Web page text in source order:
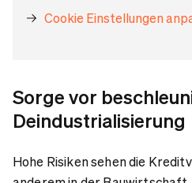
Cookie Einstellungen
Sorge vor
Deindustrialisierung
Hohe Risiken sehen die